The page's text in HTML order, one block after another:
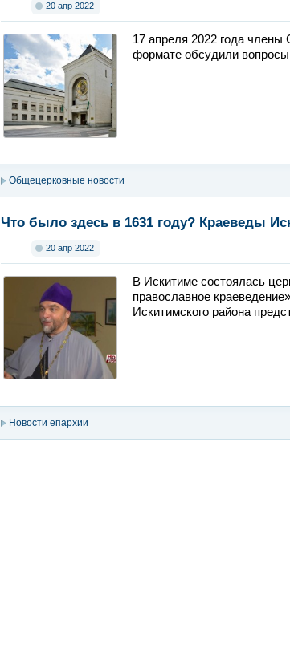
20 апр 2022
17 апреля 2022 года
формате обсудили
Общецерковные новости
Что было здесь в 1631 году? Краеведы
20 апр 2022
В Искитиме состоялась
православное
Искитимского района
Новости епархии